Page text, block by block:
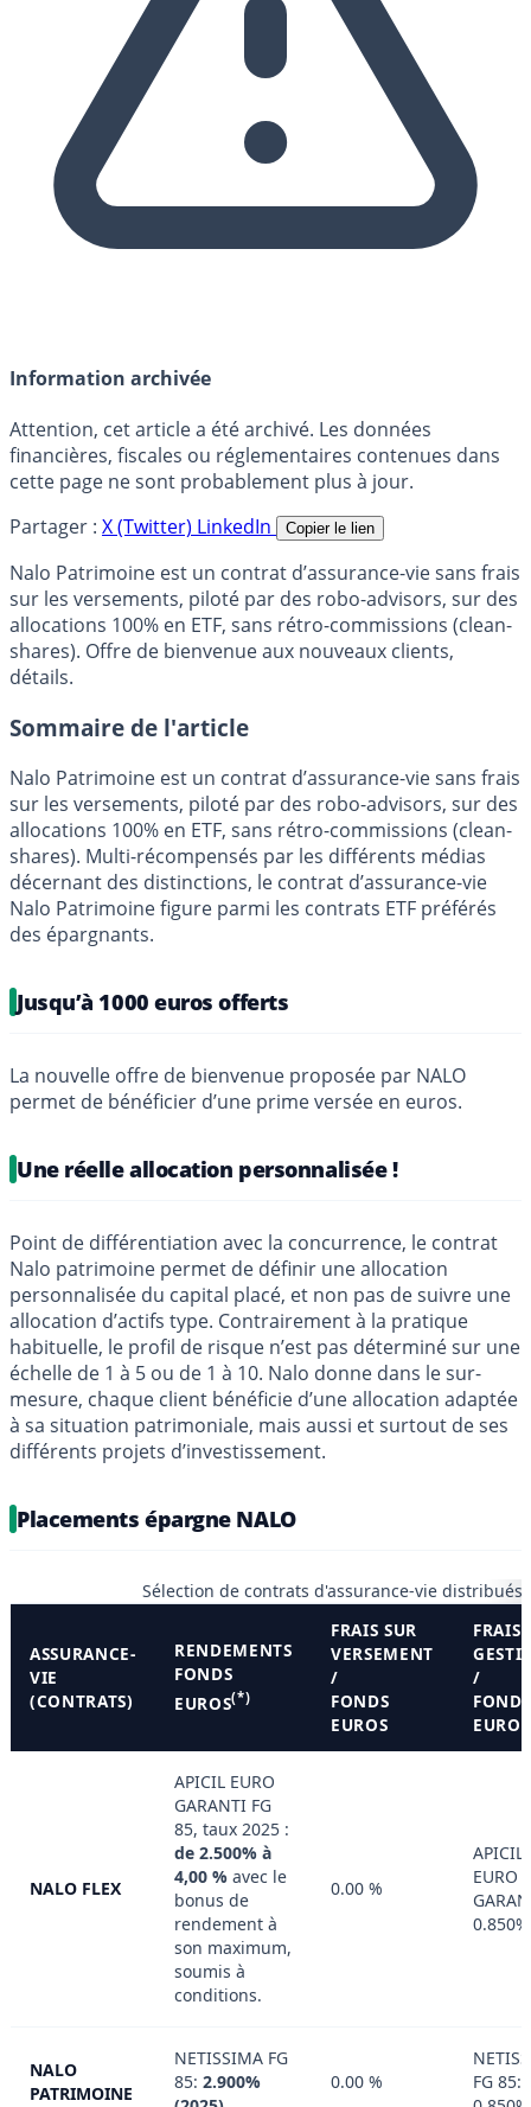
Information archivée
Attention, cet article a été archivé. Les données
financières, fiscales ou réglementaires contenues dans
cette page ne sont probablement plus à jour.
Partager : X (Twitter) LinkedIn Copier le lien
Nalo Patrimoine est un contrat d’assurance-vie sans frais
sur les versements, piloté par des robo-advisors, sur des
allocations 100% en ETF, sans rétro-commissions (clean-
shares). Offre de bienvenue aux nouveaux clients,
détails.
Sommaire de l'article
Nalo Patrimoine est un contrat d’assurance-vie sans frais
sur les versements, piloté par des robo-advisors, sur des
allocations 100% en ETF, sans rétro-commissions (clean-
shares). Multi-récompensés par les différents médias
décernant des distinctions, le contrat d’assurance-vie
Nalo Patrimoine figure parmi les contrats ETF préférés
des épargnants.
Jusqu’à 1000 euros offerts
La nouvelle offre de bienvenue proposée par NALO
permet de bénéficier d’une prime versée en euros.
Une réelle allocation personnalisée !
Point de différentiation avec la concurrence, le contrat
Nalo patrimoine permet de définir une allocation
personnalisée du capital placé, et non pas de suivre une
allocation d’actifs type. Contrairement à la pratique
habituelle, le profil de risque n’est pas déterminé sur une
échelle de 1 à 5 ou de 1 à 10. Nalo donne dans le sur-
mesure, chaque client bénéficie d’une allocation adaptée
à sa situation patrimoniale, mais aussi et surtout de ses
différents projets d’investissement.
Placements épargne NALO
Sélection de contrats d'assurance-vie
ASSURANCE-
VIE
(CONTRATS)
RENDEMENTS
FONDS
EUROS(*)
FRAIS SUR
VERSEMENT
/
FONDS
EUROS
FRAIS
/
FONDS
EUROS
NALO FLEX
APICIL EURO
GARANTI FG
85, taux 2025 :
de 2.500% à
4,00 % avec le
bonus de
rendement à
son maximum,
soumis à
conditions.
0.00 %
APICIL
EURO
0.850%
NALO
PATRIMOINE
NETISSIMA FG
85: 2.900%
0.00 %
FG 85: